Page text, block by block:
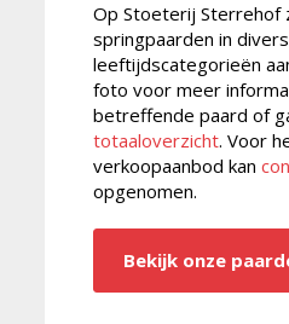
Op Stoeterij Sterrehof
springpaarden in
leeftijdscategorieën
foto voor meer
betreffende paard of
totaaloverzicht. Voor
verkoopaanbod kan
opgenomen.
Bekijk onze